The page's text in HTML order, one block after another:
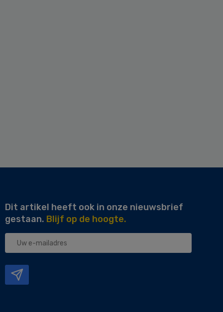
Dit artikel heeft ook in onze nieuwsbrief
gestaan. Blijf op de hoogte.
Uw